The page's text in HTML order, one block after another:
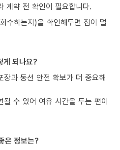
계약 전 확인이 필요합니다.
수하는지)을 확인해두면 집이 덜
게 되나요?
과 동선 안전 확보가 더 중요해
될 수 있어 여유 시간을 두는 편이
은 정보는?